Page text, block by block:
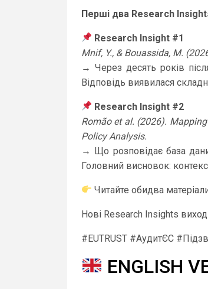
Перші два Research
Research Insight #1
Mnif, Y., & Bouassida, M.
→ Через десять років
Відповідь виявилася
Research Insight #2
Romão et al. (2026).
Policy Analysis.
→ Що розповідає база
Головний висновок:
Читайте обидва
Нові Research Insights
#EUTRUST #АудитЄС
ENGLISH